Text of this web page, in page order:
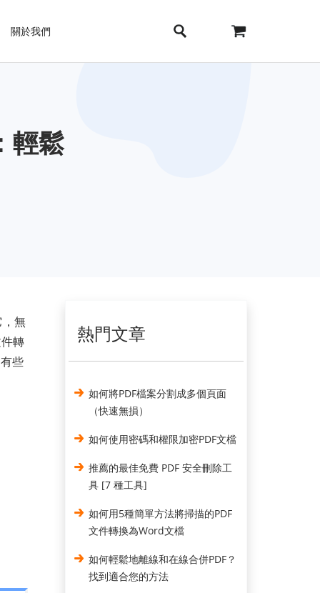
關於我們
輕鬆
無
轉
些
熱門文章
如何將PDF檔案分割成多個頁面
（快速無損）
如何使用密碼和權限加密PDF文檔
推薦的最佳免費 PDF 安全刪除工
具 [7 種工具]
如何用5種簡單方法將掃描的PDF
文件轉換為Word文檔
如何輕鬆地離線和在線合併PDF？
找到適合您的方法